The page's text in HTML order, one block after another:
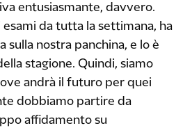
entusiasmante, davvero.
esami da tutta la settimana, ha
sulla nostra panchina, e lo è
stagione. Quindi, siamo
andrà il futuro per quei
dobbiamo partire da
affidamento su